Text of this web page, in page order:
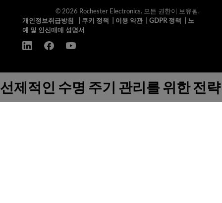
© 2026 Rochester Electronics. 모든 권한이 보유됨.
개인정보취급방침
쿠키 정책 이용 약관| GDPR 정책
노
예 및 인신매매 성명서
선제적인 수명 주기 관리를 위한 전략